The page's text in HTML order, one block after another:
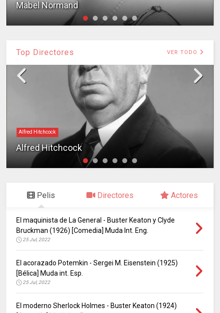
Mabel Normand
Top Directores VER TODO
Alfred Hitchcock
Alfred Hitchcock
Pelis Directores Actores
El maquinista de La General - Buster Keaton y Clyde
Bruckman (1926) [Comedia] Muda Int. Eng.
25 Jul, 2022
El acorazado Potemkin - Sergei M. Eisenstein (1925)
[Bélica] Muda int. Esp.
25 Jul, 2022
El moderno Sherlock Holmes - Buster Keaton (1924)